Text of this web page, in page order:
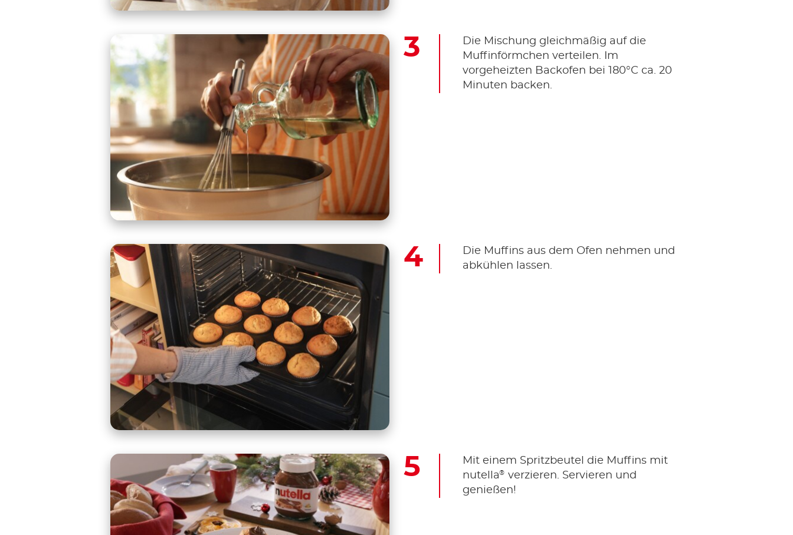
Die Mischung gleichmäßig auf die
Muffinförmchen verteilen. Im
vorgeheizten Backofen bei 180°C ca. 20
Minuten backen.
Die Muffins aus dem Ofen nehmen und
abkühlen lassen.
Mit einem Spritzbeutel die Muffins mit
nutella® verzieren. Servieren und
genießen!